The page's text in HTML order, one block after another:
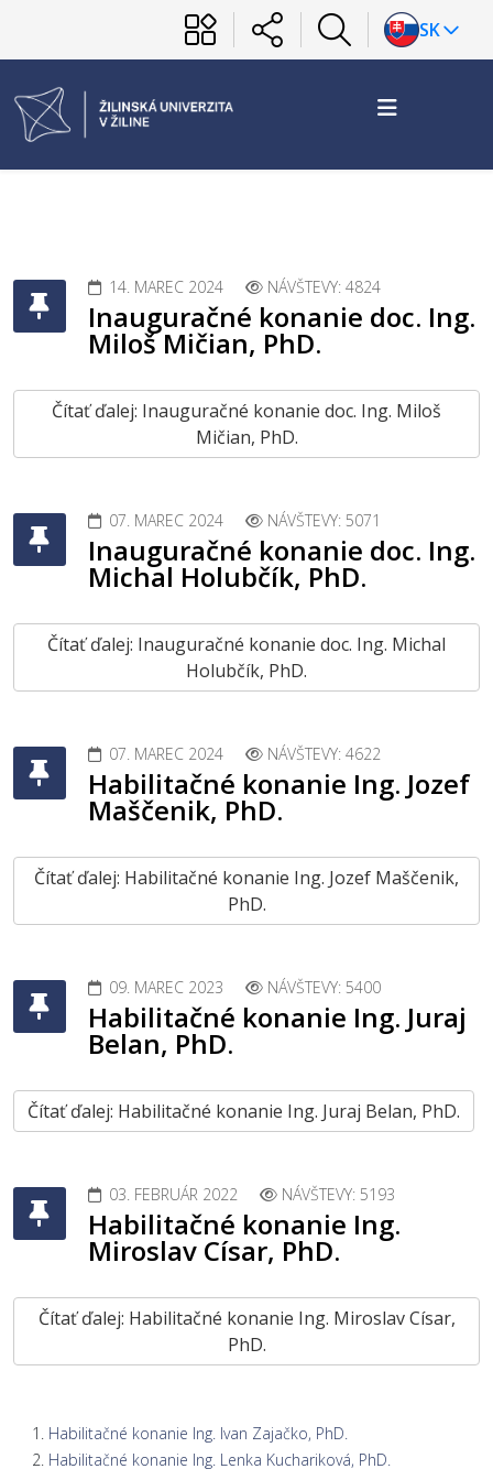
SK
14. MAREC 2024 NÁVŠTEVY: 4824
Inauguračné konanie doc. Ing.
Miloš Mičian, PhD.
Čítať ďalej: Inauguračné konanie doc. Ing. Miloš
Mičian, PhD.
07. MAREC 2024 NÁVŠTEVY: 5071
Inauguračné konanie doc. Ing.
Michal Holubčík, PhD.
Čítať ďalej: Inauguračné konanie doc. Ing. Michal
Holubčík, PhD.
07. MAREC 2024 NÁVŠTEVY: 4622
Habilitačné konanie Ing. Jozef
Maščenik, PhD.
Čítať ďalej: Habilitačné konanie Ing. Jozef Maščenik,
PhD.
09. MAREC 2023 NÁVŠTEVY: 5400
Habilitačné konanie Ing. Juraj
Belan, PhD.
Čítať ďalej: Habilitačné konanie Ing. Juraj Belan, PhD.
03. FEBRUÁR 2022 NÁVŠTEVY: 5193
Habilitačné konanie Ing.
Miroslav Císar, PhD.
Čítať ďalej: Habilitačné konanie Ing. Miroslav Císar,
PhD.
Habilitačné konanie Ing. Ivan Zajačko, PhD.
Habilitačné konanie Ing. Lenka Kuchariková, PhD.